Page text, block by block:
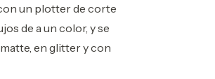
un plotter de corte
de a un color, y se
en glitter y con